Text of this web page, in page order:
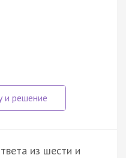
из шести и